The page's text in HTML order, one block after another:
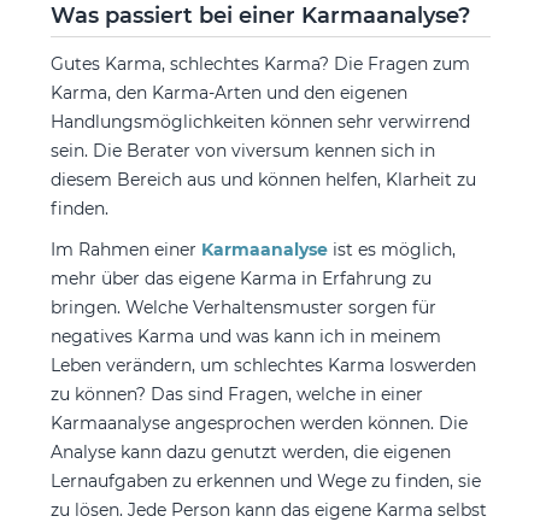
Was passiert bei einer Karmaanalyse?
Gutes Karma, schlechtes Karma? Die Fragen zum
Karma, den Karma-Arten und den eigenen
Handlungsmöglichkeiten können sehr verwirrend
sein. Die Berater von viversum kennen sich in
diesem Bereich aus und können helfen, Klarheit zu
finden.
Im Rahmen einer Karmaanalyse ist es möglich,
mehr über das eigene Karma in Erfahrung zu
bringen. Welche Verhaltensmuster sorgen für
negatives Karma und was kann ich in meinem
Leben verändern, um schlechtes Karma loswerden
zu können? Das sind Fragen, welche in einer
Karmaanalyse angesprochen werden können. Die
Analyse kann dazu genutzt werden, die eigenen
Lernaufgaben zu erkennen und Wege zu finden, sie
zu lösen. Jede Person kann das eigene Karma selbst